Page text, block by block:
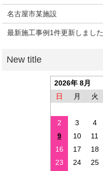
名古屋市某施設
最新施工事例1件更新しました
2026年 8月
日
月 火
2
3 4
9
10 11
16
17 18
23
24 25